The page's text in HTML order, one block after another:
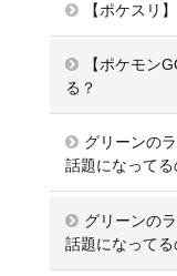
【ポケスリ
【ポケモン
る？
グリーンの
話題になって
グリーンの
話題になって